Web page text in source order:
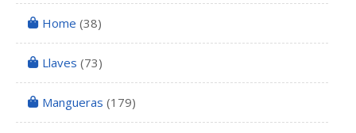
Home (38)
Llaves (73)
Mangueras (179)